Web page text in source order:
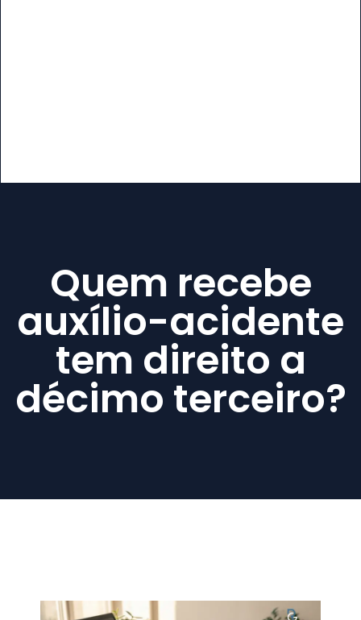
Quem recebe
auxílio-acidente
tem direito a
décimo terceiro?